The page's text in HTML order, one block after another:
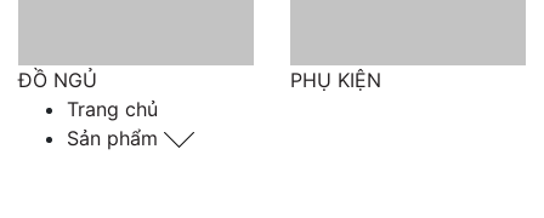
ĐỒ NGỦ
PHỤ KIỆN
Trang chủ
Sản phẩm